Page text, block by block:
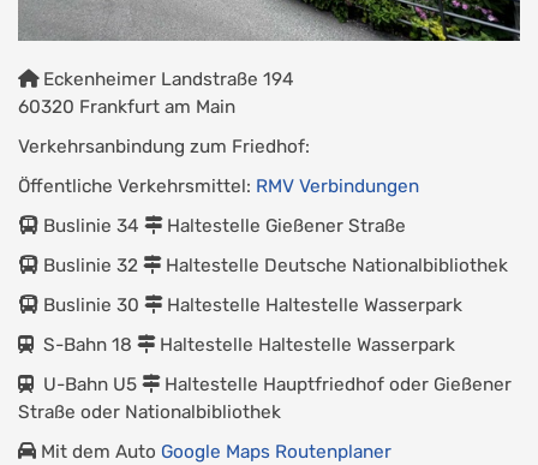
Eckenheimer Landstraße 194
60320 Frankfurt am Main
Verkehrsanbindung zum Friedhof:
Öffentliche Verkehrsmittel: RMV Verbindungen
Buslinie 34
Haltestelle Gießener Straße
Buslinie 32
Haltestelle Deutsche Nationalbibliothek
Buslinie 30
Haltestelle Haltestelle Wasserpark
S-Bahn 18
Haltestelle Haltestelle Wasserpark
U-Bahn U5
Haltestelle Hauptfriedhof oder Gießener
Straße oder Nationalbibliothek
Mit dem Auto Google Maps Routenplaner